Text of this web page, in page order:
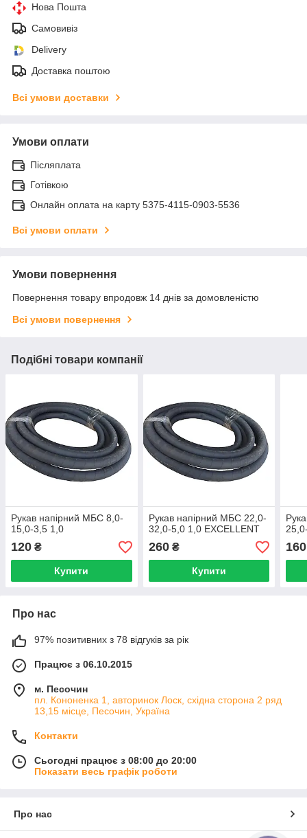
Нова Пошта
Самовивіз
Delivery
Доставка поштою
Всі умови доставки
Умови оплати
Післяплата
Готівкою
Онлайн оплата на карту 5375-4115-0903-5536
Всі умови оплати
Умови повернення
Повернення товару впродовж 14 днів за домовленістю
Всі умови повернення
Подібні товари компанії
Рукав напірний МБС 8,0-
15,0-3,5 1,0
120 ₴
Купити
Рукав напірний МБС 22,0-
32,0-5,0 1,0 EXCELLENT
260₴
Купити
160
Про нас
97% позитивних з 78 відгуків за рік
Працює з 06.10.2015
м. Песочин
пл. Кононенка 1, авторинок Лоск, східна сторона 2 ряд
13,15 місце, Песочин, Україна
Контакти
Сьогодні працює з 08:00 до 20:00
Показати весь графік роботи
Про нас